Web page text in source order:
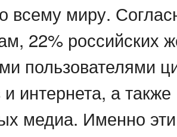
всему миру.
22% российских
пользователями
и интернета, а
медиа. Именно